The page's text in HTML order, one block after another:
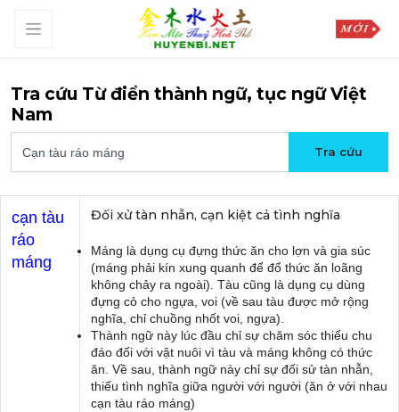
Tra cứu Từ điển thành ngữ, tục ngữ Việt
Nam
cạn tàu
ráo
máng
Đối xử tàn nhẫn, cạn kiệt cả tình nghĩa
Máng là dụng cụ đựng thức ăn cho lợn và gia súc
(máng phải kín xung quanh để đổ thức ăn loãng
không chảy ra ngoài). Tàu cũng là dụng cụ dùng
đựng cỏ cho ngựa, voi (về sau tàu được mở rộng
nghĩa, chỉ chuồng nhốt voi, ngựa).
Thành ngữ này lúc đầu chỉ sự chăm sóc thiếu chu
đáo đối với vật nuôi vì tàu và máng không có thức
ăn. Về sau, thành ngữ này chỉ sự đối sử tàn nhẫn,
thiếu tình nghĩa giữa người với người (ăn ở với nhau
cạn tàu ráo máng)